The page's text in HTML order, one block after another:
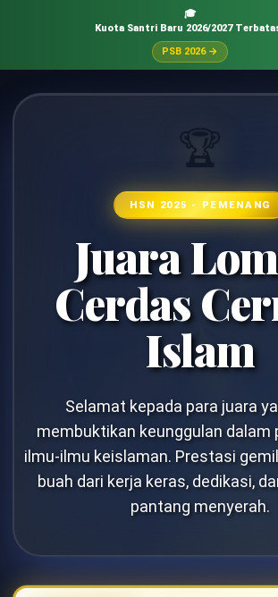
🎓
Kuota Santri Baru 2026/2027
PSB 2026 →
🏆
HSN 2025 - PEMENANG
Juara
Cerdas
Islam
Selamat kepada para juara
membuktikan keunggulan dalam
ilmu-ilmu keislaman. Prestasi
buah dari kerja keras, dedikasi,
pantang menyerah.